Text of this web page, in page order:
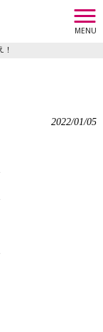
MENU
！
2022/01/05